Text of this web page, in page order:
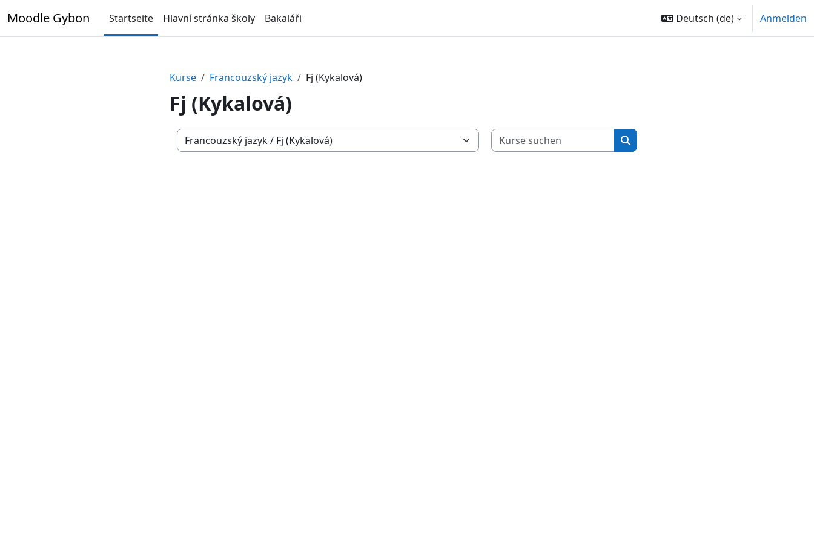
Moodle Gybon Startseite Hlavní stránka školy Bakaláři Deutsch ‎(de)‎ Anmelden
Kurse Francouzský jazyk Fj (Kykalová)
Fj (Kykalová)
Kursbereiche
Kurse suchen
Kurse suchen